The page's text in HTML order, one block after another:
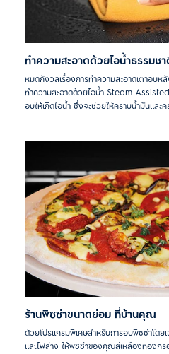
ทำความสะอาดด้วยไอน้ำธรรมช
หมดกังวลเรื่องการทำความสะอาดเตาอบห
ทำความสะอาดด้วยไอน้ำ Steam
อบให้เกิดไอน้ำ ซึ่งจะช่วยให้คราบน้ำมันแล
ร้านพิซซ่าขนาดย่อม ที่บ้านคุณ
ด้วยโปรแกรมพิเศษสำหรับการอบพิซซ่าโดย
และไฟล่าง ให้พิซซ่าของคุณสีเหลืองทองก